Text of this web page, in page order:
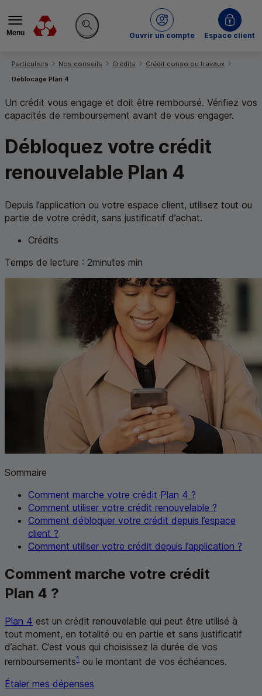
Menu
Rechercher sur le site
Ouvrir un compte
du Crédit MutuelEspace client
Vous êtes ici:
Particuliers Nos conseils Crédits
Crédit conso ou travaux
Déblocage Plan 4
Un crédit vous engage et doit être remboursé. Vérifiez vos
capacités de remboursement avant de vous engager.
Débloquez votre crédit
renouvelable Plan 4
Depuis l’application ou votre espace client, utilisez tout ou
partie de votre crédit, sans justificatif d’achat.
Crédits
Temps de lecture : 2minutes min
Sommaire
Comment marche votre crédit Plan 4 ?
Comment utiliser votre crédit renouvelable ?
Comment débloquer votre crédit depuis l’espace
client ?
Comment utiliser votre crédit depuis l’application ?
Comment marche votre crédit
Plan 4 ?
Plan 4 est un crédit renouvelable qui peut être utilisé à
tout moment, en totalité ou en partie et sans justificatif
d’achat. C’est vous qui choisissez la durée de vos
remboursements1 ou le montant de vos échéances.
Étaler mes dépenses